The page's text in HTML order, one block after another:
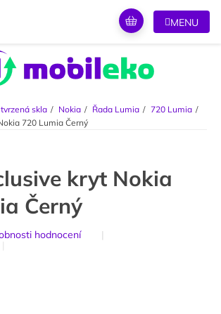
skla Nokia Řada Lumia
720 Lumia
720 Lumia Černý
kryt Nokia
Černý
hodnocení